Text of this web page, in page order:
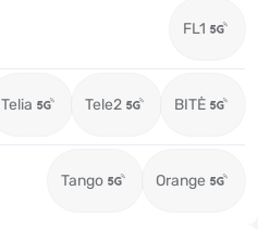
FL1
Telia Tele2 BITĖ
Tango Orange